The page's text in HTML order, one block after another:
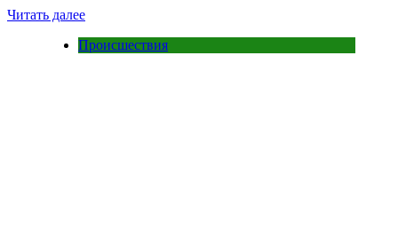
Читать далее
Происшествия